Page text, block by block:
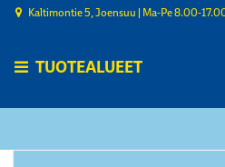
Siirry pääsisältöön
Kaltimontie 5, Joensuu | ​Ma-Pe 8.00-
TUOTEALUEET